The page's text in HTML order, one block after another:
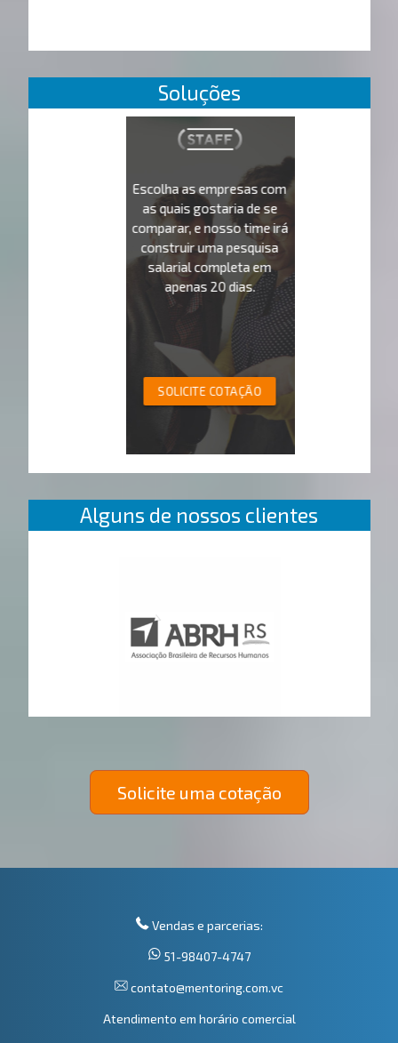
Soluções
Escolha as empresas com
as quais gostaria de se
comparar, e nosso time irá
construir uma pesquisa
salarial completa em
apenas 20 dias.
SOLICITE COTAÇÃO
Alguns de nossos clientes
Solicite uma cotação
Vendas e parcerias:
51-98407-4747
contato@mentoring.com.vc
Atendimento em horário comercial